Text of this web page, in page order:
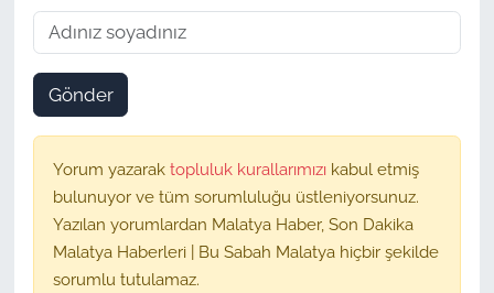
Gönder
Yorum yazarak topluluk kurallarımızı kabul etmiş
bulunuyor ve tüm sorumluluğu üstleniyorsunuz.
Yazılan yorumlardan Malatya Haber, Son Dakika
Malatya Haberleri | Bu Sabah Malatya hiçbir şekilde
sorumlu tutulamaz.